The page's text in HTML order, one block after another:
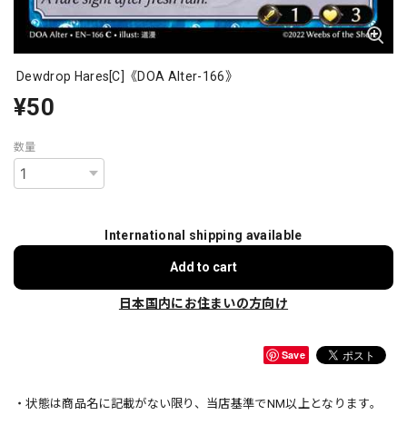
Dewdrop Hares[C]《DOA Alter-166》
¥50
数量
International shipping available
Add to cart
日本国内にお住まいの方向け
Save
・状態は商品名に記載がない限り、当店基準でNM以上となります。